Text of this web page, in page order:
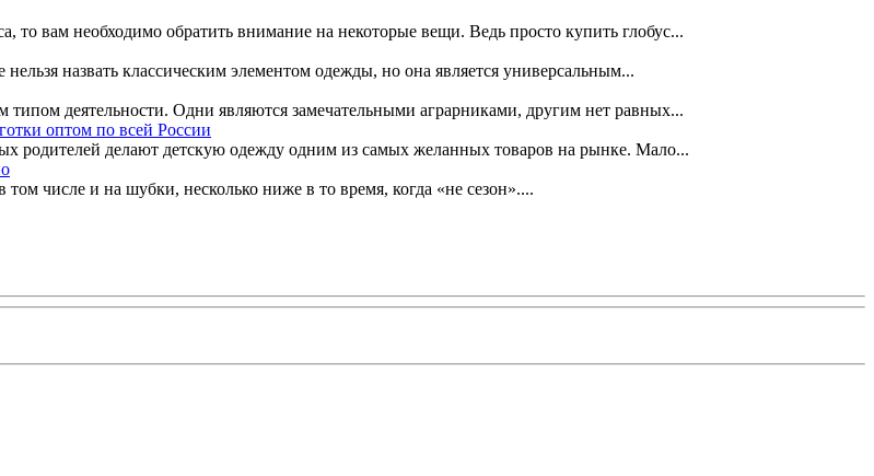
вам необходимо обратить внимание на некоторые вещи. Ведь просто купить глобус...
назвать классическим элементом одежды, но она является универсальным...
типом деятельности. Одни являются замечательными аграрниками, другим нет равных...
оптом по всей России
родителей делают детскую одежду одним из самых желанных товаров на рынке. Мало...
числе и на шубки, несколько ниже в то время, когда «не сезон»....